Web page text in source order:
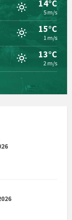
14°C
5 m/s
15°C
1 m/s
13°C
2 m/s